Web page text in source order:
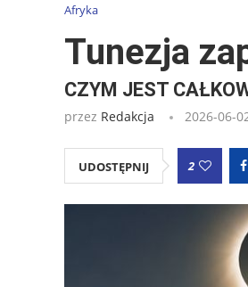
Afryka
Tunezja
CZYM JEST
przez Redakcja 2026-06-
UDOSTĘPNIJ 2